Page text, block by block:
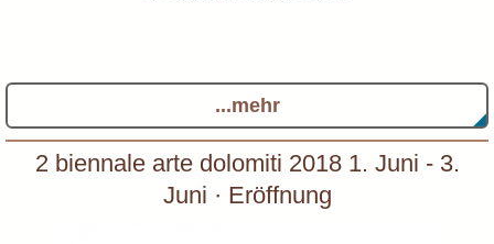
...mehr
2 biennale arte dolomiti 2018 1. Juni - 3.
Juni · Eröffnung